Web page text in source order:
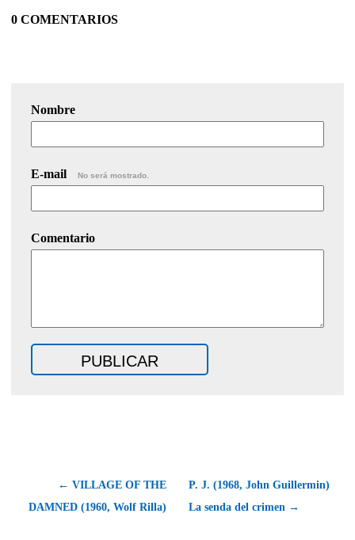
0 COMENTARIOS
Nombre
E-mail No será mostrado.
Comentario
← VILLAGE OF THE
DAMNED (1960, Wolf Rilla)
P. J. (1968, John Guillermin)
La senda del crimen →